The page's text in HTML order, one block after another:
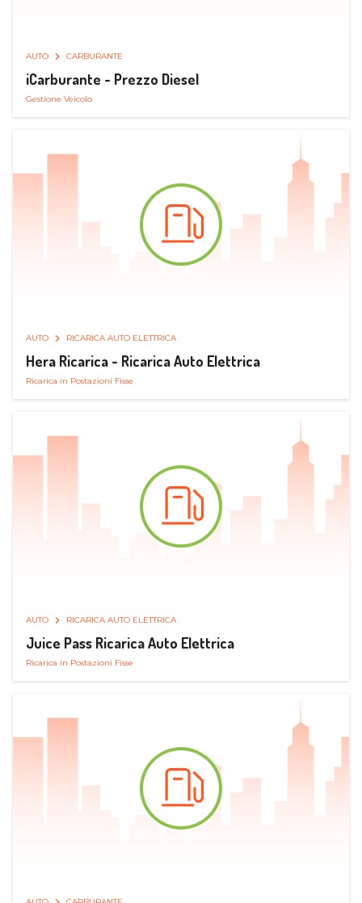
AUTO CARBURANTE
iCarburante - Prezzo Diesel
Gestione Veicolo
AUTO RICARICA AUTO ELETTRICA
Hera Ricarica - Ricarica Auto Elettrica
Ricarica in Postazioni Fisse
AUTO RICARICA AUTO ELETTRICA
Juice Pass Ricarica Auto Elettrica
Ricarica in Postazioni Fisse